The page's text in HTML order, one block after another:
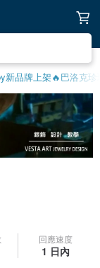
新品牌上架🔥巴洛克珍
回應速度
1 日內